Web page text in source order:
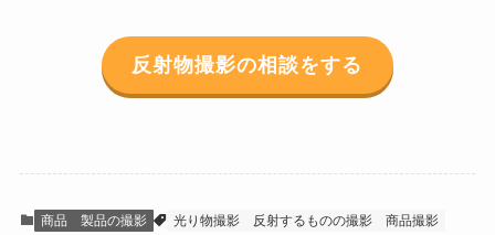
反射物撮影の相談をする
商品 製品の撮影 光り物撮影 反射するものの撮影 商品撮影